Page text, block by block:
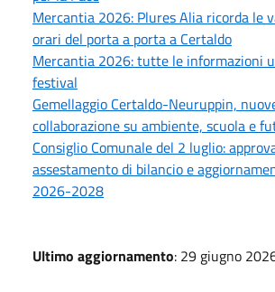
Mercantia 2026: Plures Alia ricorda le
orari del porta a porta a Certaldo
Mercantia 2026: tutte le informazioni
festival
Gemellaggio Certaldo-Neuruppin,
collaborazione su ambiente, scuola e
Consiglio Comunale del 2 luglio:
assestamento di bilancio e
2026-2028
Ultimo aggiornamento: 29 giugno